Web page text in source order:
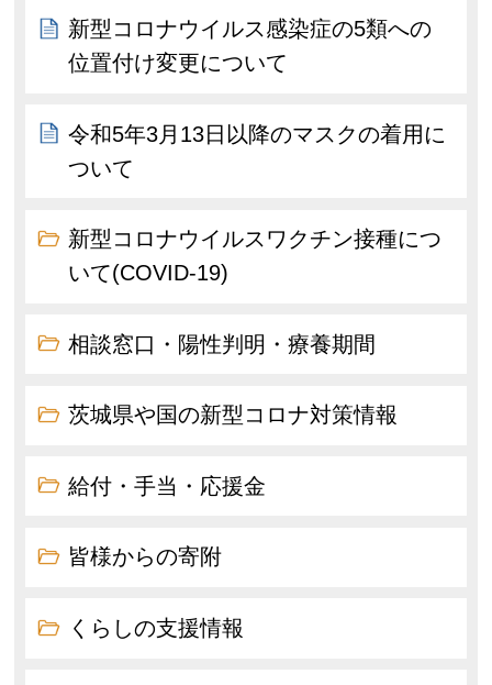
新型コロナウイルス感染症の5類への
位置付け変更について
令和5年3月13日以降のマスクの着用に
ついて
新型コロナウイルスワクチン接種につ
いて(COVID-19)
相談窓口・陽性判明・療養期間
茨城県や国の新型コロナ対策情報
給付・手当・応援金
皆様からの寄附
くらしの支援情報